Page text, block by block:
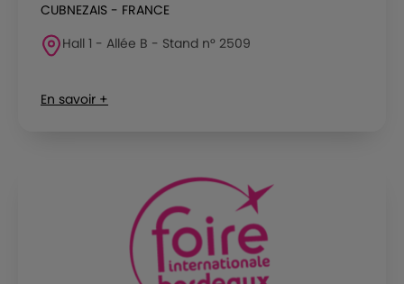
CUBNEZAIS - FRANCE
Hall 1 - Allée B - Stand n° 2509
En savoir +